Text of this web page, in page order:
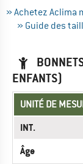
» Achetez Aclima
» Guide des
ENFANTS)
UNITÉ DE
INT.
Âge